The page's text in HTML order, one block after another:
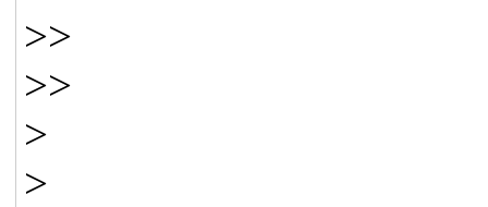
>>
>>
>
>